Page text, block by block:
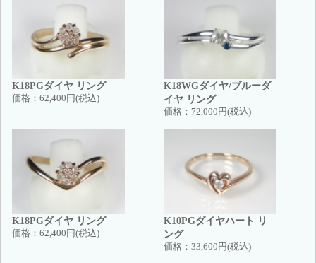
K18PGダイヤ リング
価格： 62,400円(税込)
K18WGダイヤ/ブルーダ
イヤ リング
価格： 72,000円(税込)
K18PGダイヤ リング
価格： 62,400円(税込)
K10PGダイヤハート リ
ング
価格： 33,600円(税込)